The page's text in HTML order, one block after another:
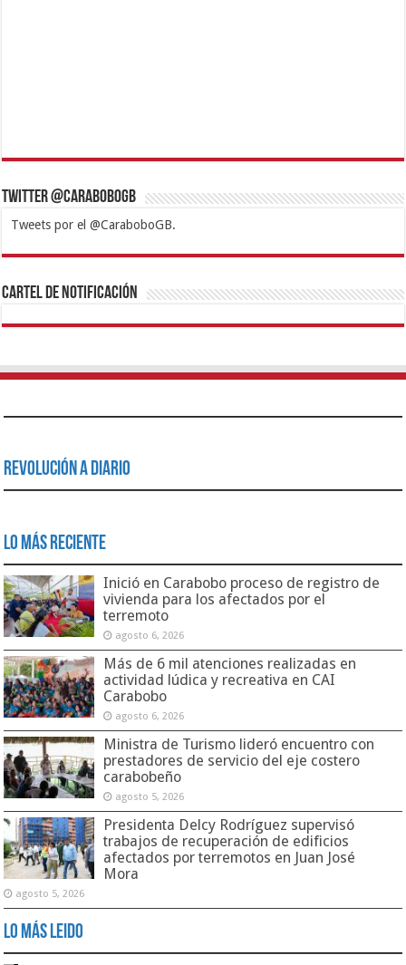
Twitter @CaraboboGB
Tweets por el @CaraboboGB.
1xbetBetturkeyBetistKralbetSupertotobetTipobetMatadorbetMariobet
https://mvbcasino.com/
Cartel de Notificación
Revolución a Diario
Lo Más Reciente
Inició en Carabobo proceso de registro de
vivienda para los afectados por el
terremoto
agosto 6, 2026
Más de 6 mil atenciones realizadas en
actividad lúdica y recreativa en CAI
Carabobo
agosto 6, 2026
Ministra de Turismo lideró encuentro con
prestadores de servicio del eje costero
carabobeño
agosto 5, 2026
Presidenta Delcy Rodríguez supervisó
trabajos de recuperación de edificios
afectados por terremotos en Juan José
Mora
agosto 5, 2026
Lo Más Leido